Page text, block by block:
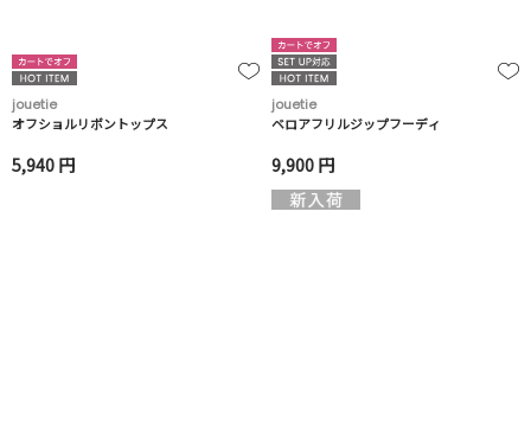
jouetie
オフショルリボントップス
5,940 円
jouetie
ベロアフリルジップフーディ
9,900 円